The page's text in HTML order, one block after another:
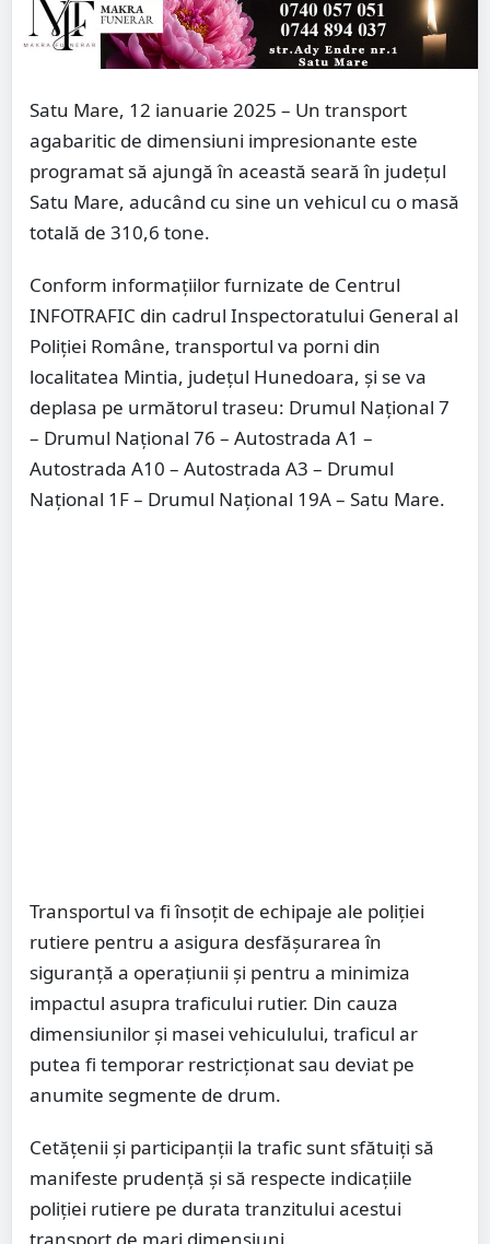
Satu Mare, 12 ianuarie 2025 – Un transport
agabaritic de dimensiuni impresionante este
programat să ajungă în această seară în județul
Satu Mare, aducând cu sine un vehicul cu o masă
totală de 310,6 tone.
Conform informațiilor furnizate de Centrul
INFOTRAFIC din cadrul Inspectoratului General al
Poliției Române, transportul va porni din
localitatea Mintia, județul Hunedoara, și se va
deplasa pe următorul traseu: Drumul Național 7
– Drumul Național 76 – Autostrada A1 –
Autostrada A10 – Autostrada A3 – Drumul
Național 1F – Drumul Național 19A – Satu Mare.
Transportul va fi însoțit de echipaje ale poliției
rutiere pentru a asigura desfășurarea în
siguranță a operațiunii și pentru a minimiza
impactul asupra traficului rutier. Din cauza
dimensiunilor și masei vehiculului, traficul ar
putea fi temporar restricționat sau deviat pe
anumite segmente de drum.
Cetățenii și participanții la trafic sunt sfătuiți să
manifeste prudență și să respecte indicațiile
poliției rutiere pe durata tranzitului acestui